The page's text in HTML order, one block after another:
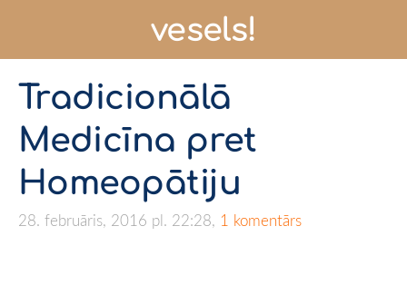
vesels!
Tradicionālā
Medicīna pret
Homeopātiju
28. februāris, 2016 pl. 22:28, 1 komentārs